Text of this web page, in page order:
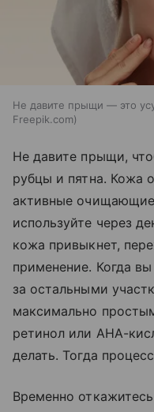
Не давите прыщи — это
Freepik.com
Не давите прыщи,
рубцы и пятна. Кожа
активные очищающие
используйте через
кожа привыкнет,
применение. Когда
за остальными
максимально
ретинол или АНА-
делать. Тогда
Временно